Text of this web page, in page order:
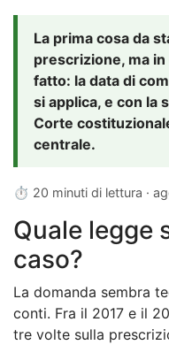
La prima cosa da
prescrizione, ma
fatto: la data di
si applica, e con la
Corte
centrale.
⏱ 20 minuti di lettura ·
Quale legge
caso?
La domanda sembra
conti. Fra il 2017 e il
tre volte sulla